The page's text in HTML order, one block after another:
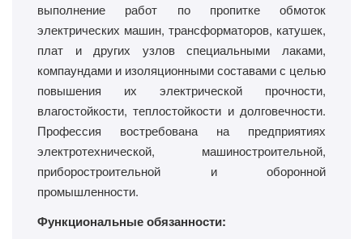
выполнение работ по пропитке обмоток
электрических машин, трансформаторов, катушек,
плат и других узлов специальными лаками,
компаундами и изоляционными составами с целью
повышения их электрической прочности,
влагостойкости, теплостойкости и долговечности.
Профессия востребована на предприятиях
электротехнической, машиностроительной,
приборостроительной и оборонной
промышленности.
Функциональные обязанности: